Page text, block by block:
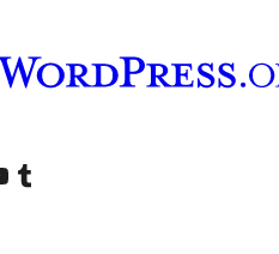
TikToka
nasz kanał YouTube
Odwiedź naszego Tumblra